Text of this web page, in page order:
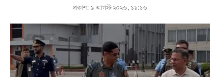
প্রকাশ: ৯ আগস্ট ২০২৬, ১১:১৬